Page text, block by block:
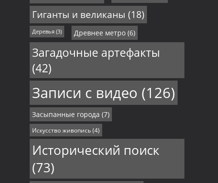
Гиганты и великаны (18)
Деревья(3) Древнее метро(6)
Загадочные артефакты
(42)
Записи с видео (126)
Засыпанные города (7)
Искусство живопись(4)
Исторический поиск
(73)